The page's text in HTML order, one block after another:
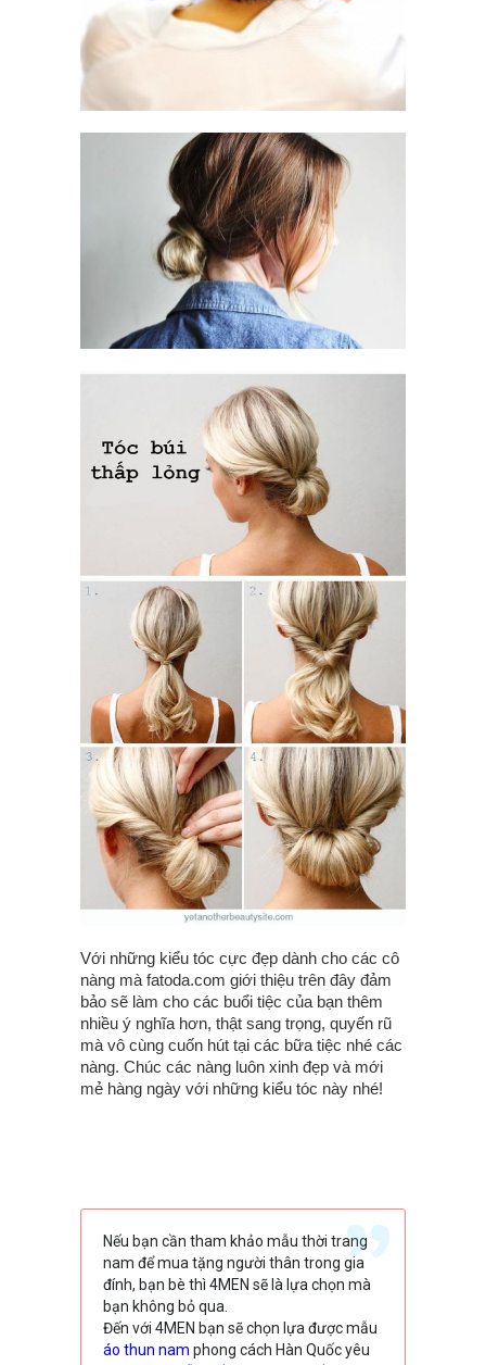
Với những kiểu tóc cực đẹp dành cho các cô
nàng mà fatoda.com giới thiệu trên đây đảm
bảo sẽ làm cho các buổi tiệc của bạn thêm
nhiều ý nghĩa hơn, thật sang trọng, quyến rũ
mà vô cùng cuốn hút tại các bữa tiệc nhé các
nàng. Chúc các nàng luôn xinh đẹp và mới
mẻ hàng ngày với những kiểu tóc này nhé!
Nếu bạn cần tham khảo mẫu thời trang
nam để mua tặng người thân trong gia
đính, bạn bè thì 4MEN sẽ là lựa chọn mà
bạn không bỏ qua.
Đến với 4MEN bạn sẽ chọn lựa được mẫu
áo thun nam phong cách Hàn Quốc yêu